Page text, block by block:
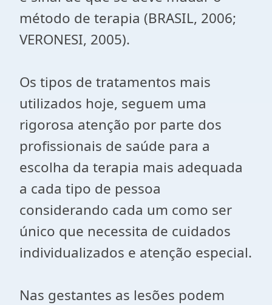
método de terapia (BRASIL, 2006;
VERONESI, 2005).
Os tipos de tratamentos mais
utilizados hoje, seguem uma
rigorosa atenção por parte dos
profissionais de saúde para a
escolha da terapia mais adequada
a cada tipo de pessoa
considerando cada um como ser
único que necessita de cuidados
individualizados e atenção especial.
Nas gestantes as lesões podem